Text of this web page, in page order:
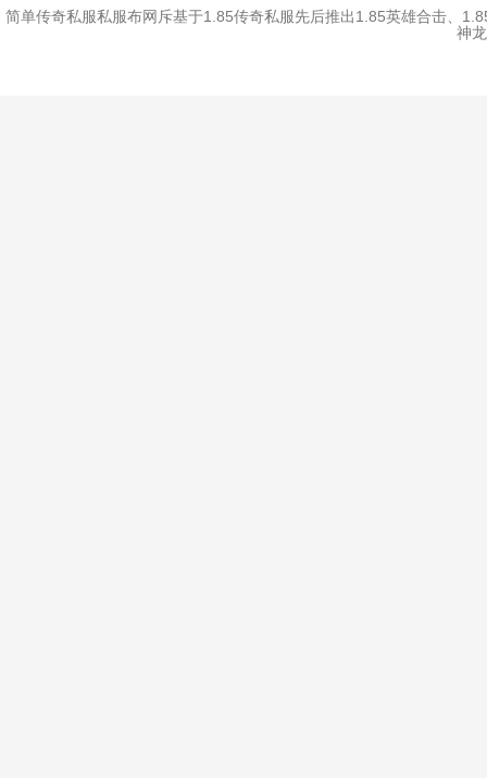
简单传奇私服私服布网斥基于1.85传奇私服先后推出1.85英雄合击、
神